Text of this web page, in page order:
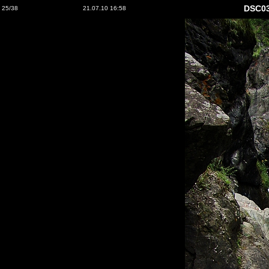
25/38 21.07.10 16:58